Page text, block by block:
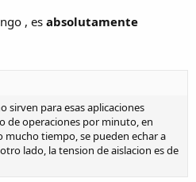
, es absolutamente
sirven para esas aplicaciones
de operaciones por minuto, en
mucho tiempo, se pueden echar a
lado, la tension de aislacion es de